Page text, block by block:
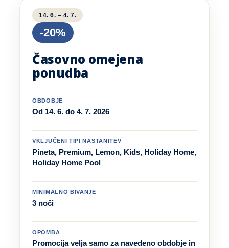
14. 6. – 4. 7.
-20%
Časovno omejena
ponudba
OBDOBJE
Od 14. 6. do 4. 7. 2026
VKLJUČENI TIPI NASTANITEV
Pineta, Premium, Lemon, Kids, Holiday Home,
Holiday Home Pool
MINIMALNO BIVANJE
3 noči
OPOMBA
Promocija velja samo za navedeno obdobje in